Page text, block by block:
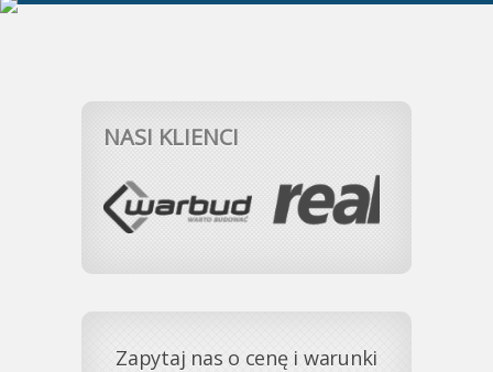
NASI KLIENCI
Zapytaj nas o cenę i warunki